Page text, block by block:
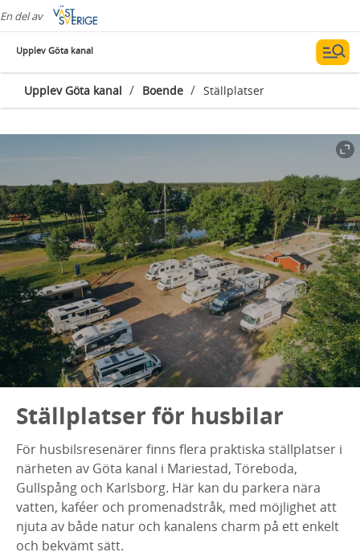
En del av
Upplev Göta kanal
Upplev Göta kanal / Boende / Ställplatser
Ställplatser för husbilar
För husbilsresenärer finns flera praktiska ställplatser i
närheten av Göta kanal i Mariestad, Töreboda,
Gullspång och Karlsborg. Här kan du parkera nära
vatten, kaféer och promenadstråk, med möjlighet att
njuta av både natur och kanalens charm på ett enkelt
och bekvämt sätt.